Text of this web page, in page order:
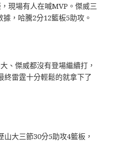
現場有人在喊MVP。傑威三
，哈騰2分12籃板5助攻。
、傑威都沒有登場繼續打，
終雷霆十分輕鬆的就拿下了
大三節30分5助攻4籃板，